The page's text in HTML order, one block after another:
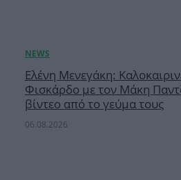
Ελένη Μενεγάκη:
Φισκάρδο με τον Μάκη
βίντεο από το γεύμα τους
06.08.2026